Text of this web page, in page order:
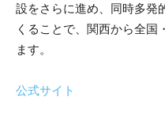
設をさらに進め、同時多発
くることで、関西から全
ます。
公式サイト